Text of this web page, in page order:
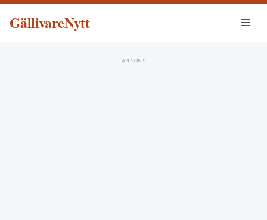
GällivareNytt
ANNONS